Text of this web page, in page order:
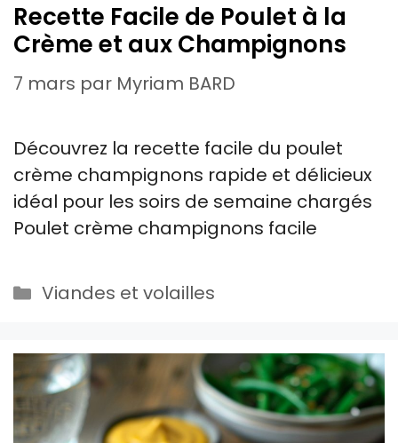
Recette Facile de Poulet à la
Crème et aux Champignons
7 mars par Myriam BARD
Découvrez la recette facile du poulet
crème champignons rapide et délicieux
idéal pour les soirs de semaine chargés
Poulet crème champignons facile
Catégories
Viandes et volailles